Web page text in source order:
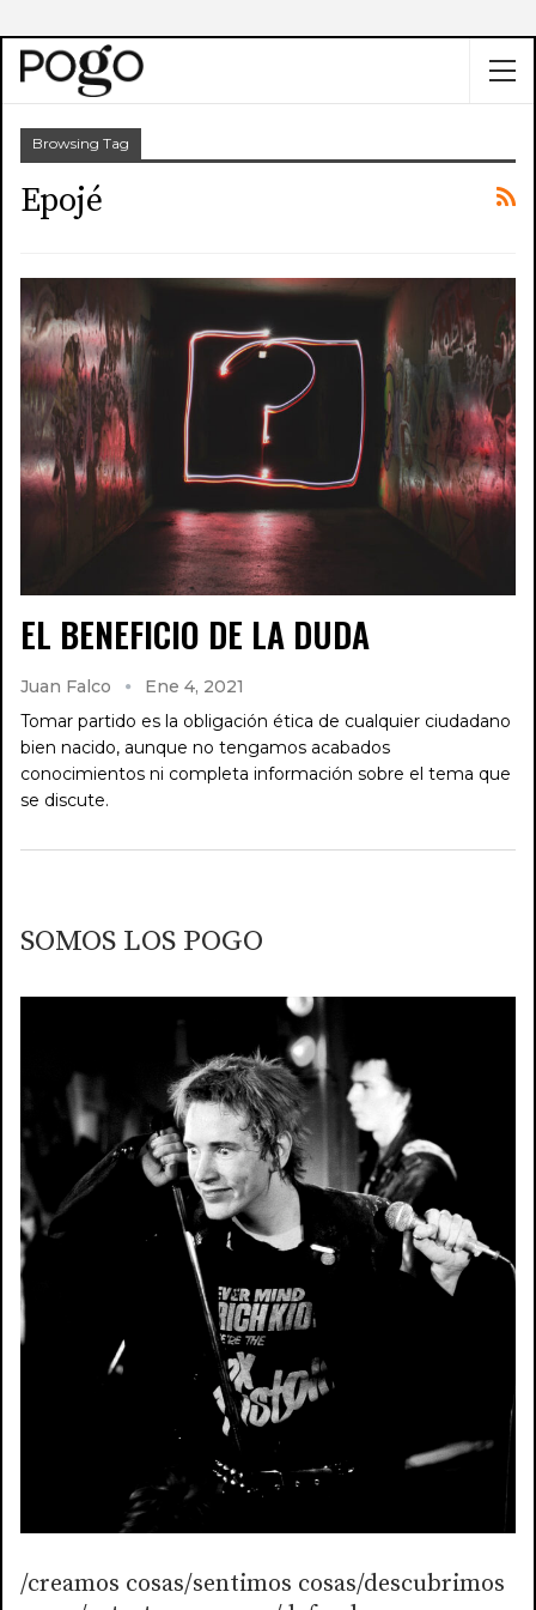
Browsing Tag
Epojé
EL BENEFICIO DE LA DUDA
Juan Falco
Ene 4, 2021
Tomar partido es la obligación ética de cualquier ciudadano
bien nacido, aunque no tengamos acabados
conocimientos ni completa información sobre el tema que
se discute.
SOMOS LOS POGO
/creamos cosas/sentimos cosas/descubrimos